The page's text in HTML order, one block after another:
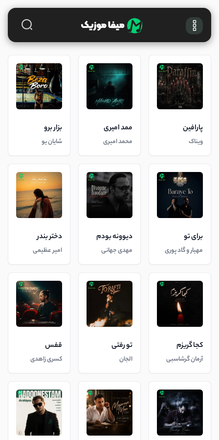
پارافین
ویناک
ممد امیری
محمد امیری
بزار برو
شایان یو
برای تو
مهیار و گاد پوری
دیوونه بودم
مهدی جهانی
دختر بندر
امیر عظیمی
کجا گریزم
آرمان گرشاسبی
تو رفتی
الجان
قفس
کسری زاهدی